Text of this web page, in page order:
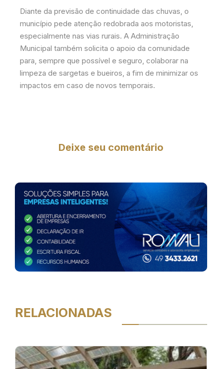
Diante da previsão de continuidade das chuvas, o
município pede atenção redobrada aos motoristas,
especialmente nas vias rurais. A Administração
Municipal também solicita o apoio da comunidade
para, sempre que possível e seguro, colaborar na
limpeza de sargetas e bueiros, a fim de minimizar os
impactos em caso de novos temporais.
Deixe seu comentário
RELACIONADAS